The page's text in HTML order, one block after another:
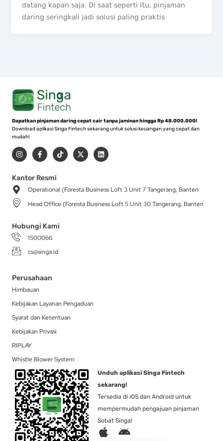
datang kapan saja. Di saat seperti itu, pinjaman
daring seringkali jadi solusi paling praktis
Dapatkan pinjaman daring cepat cair tanpa jaminan hingga Rp 48.000.000!
Download aplikasi Singa Fintech sekarang untuk solusi keuangan yang cepat dan
mudah!
I
n
s
a
g
r
a
m
F
a
c
b
o
-
T
i
k
X
-
t
t
r
L
i
n
i
Kantor Resmi
Operational (Foresta Business Loft 3 Unit 7 Tangerang, Banten
Head Office (Foresta Business Loft 5 Unit 30 Tangerang, Banten
Hubungi Kami
1500066
cs@singa.id
Perusahaan
Himbauan
Kebijakan Layanan Pengaduan
Syarat dan Ketentuan
Kebijakan Privasi
RIPLAY
Whistle Blower System
Unduh aplikasi Singa Fintech
sekarang!
Tersedia di iOS dan Android untuk
mempermudah pengajuan pinjaman
Sobat Singa!
A
A